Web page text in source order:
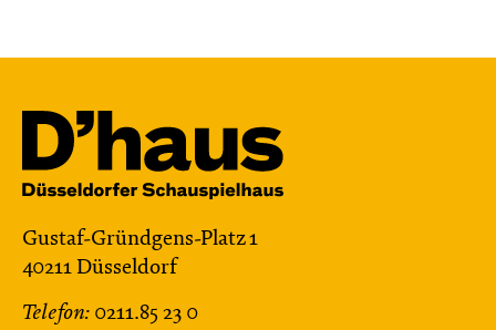
Gustaf-Gründgens-Platz 1
40211 Düsseldorf
Telefon: 0211.85 23 0